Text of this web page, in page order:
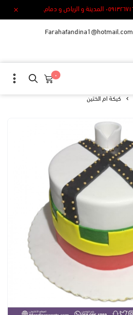
Farahafandina1@hotmail.com
٠
كيكة ام الختين